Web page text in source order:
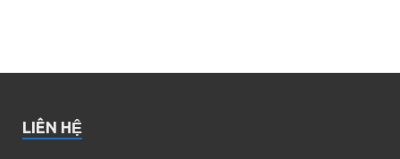
LIÊN HỆ